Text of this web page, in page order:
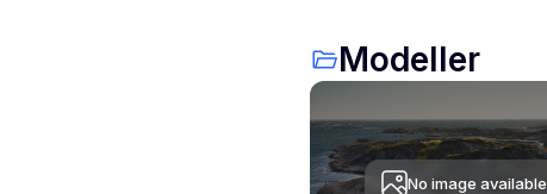
Modeller
No image available